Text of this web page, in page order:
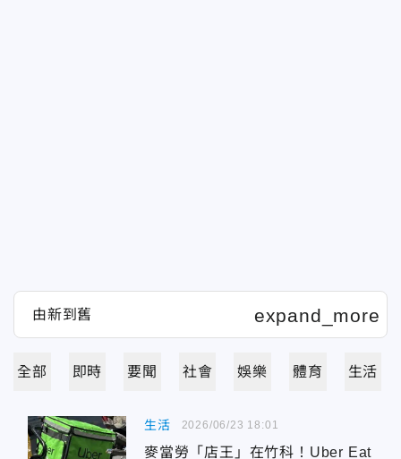
全部 即時 要聞 社會 娛樂 體育 生活
生活
麥當勞「店王」在竹科！Uber Eat
2026/06/23 18:01